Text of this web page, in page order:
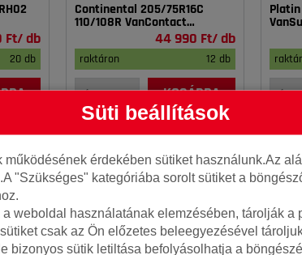
Ft/ db
20 db
Continental 205/75R16C
110/108R VanContact
44 990 Ft/ db
raktáron 12 db
KOSÁRBA
Platin
Süti beállítások
érdekében sütiket használunk.Az
"Szükséges" kategóriába sorolt sütiket a
weboldal használatának elemzésében, tárolják a
csak az Ön előzetes beleegyezésével
bizonyos sütik letiltása befolyásolhatja a